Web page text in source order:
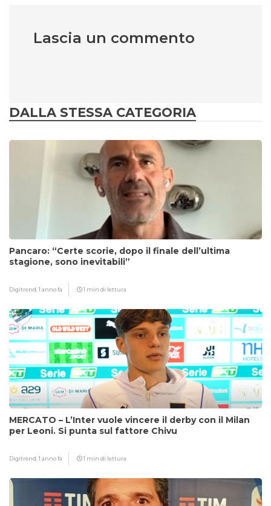
Lascia un commento
DALLA STESSA CATEGORIA
Pancaro: “Certe scorie, dopo il finale dell’ultima
stagione, sono inevitabili”
Digitrend,1 anno fa 1 min di lettura
MERCATO – L’Inter vuole vincere il derby con il Milan
per Leoni. Si punta sul fattore Chivu
Digitrend,1 anno fa 1 min di lettura